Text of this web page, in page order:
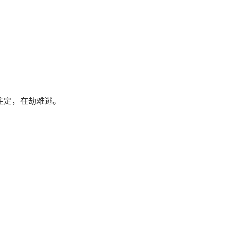
，在劫难逃。